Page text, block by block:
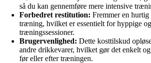
så du kan gennemføre mere intensive
Forbedret restitution: Fremmer en
træning, hvilket er essentielt for hyppige
træningssessioner.
Brugervenlighed: Dette kosttilskud
andre drikkevarer, hvilket gør det enkelt
før eller efter træningen.